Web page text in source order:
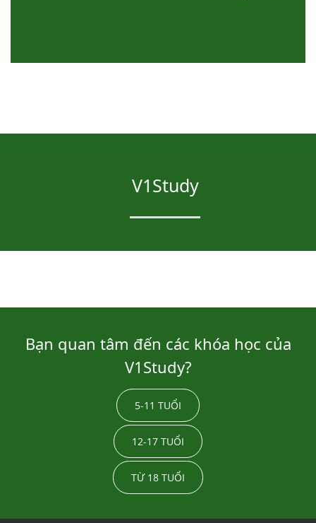
V1Study
Bạn quan tâm đến các khóa học của
V1Study?
5-11 TUỔI
12-17 TUỔI
TỪ 18 TUỔI